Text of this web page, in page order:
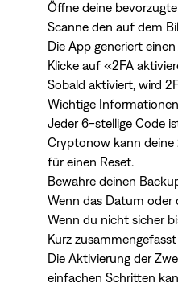
Öffne deine
Scanne den auf dem
Die App generiert
Klicke auf «2FA
Sobald aktiviert, wird
Wichtige Informationen
Jeder 6-stellige Code
Cryptonow kann deine
für einen Reset.
Bewahre deinen
Wenn das Datum oder
Wenn du nicht sicher
Kurz zusammengefasst
Die Aktivierung der
einfachen Schritten